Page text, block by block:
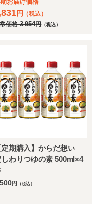
お届け価格
円 （税込）
価格3,954円（税込）
定期購入】からだ想い
しわりつゆの素 500ml×4
円 （税込）